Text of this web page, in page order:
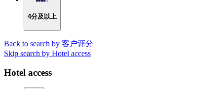
4分及以上
Back to search by 客户评分
Skip search by Hotel access
Hotel access